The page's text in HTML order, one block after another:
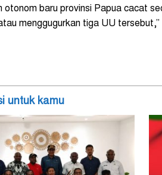
otonom baru provinsi Papua cacat
menggugurkan tiga UU
untuk kamu